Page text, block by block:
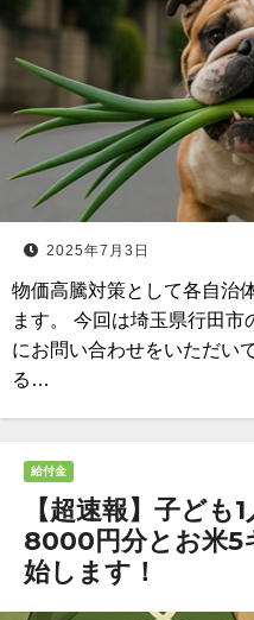
2025年7月3日
物価高騰対策として各自治
ます。 今回は埼玉県行田
にお問い合わせをいただい
る…
給付金
【超速報】子ど
8000円分とお米5
始します！